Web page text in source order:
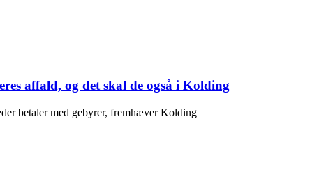
affald, og det skal de også i Kolding
betaler med gebyrer, fremhæver Kolding